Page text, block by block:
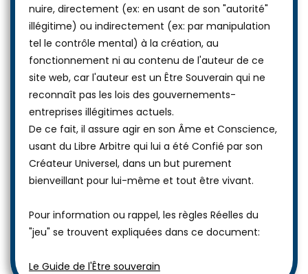
nuire, directement (ex: en usant de son "autorité"
illégitime) ou indirectement (ex: par manipulation
tel le contrôle mental) à la création, au
fonctionnement ni au contenu de l'auteur de ce
site web, car l'auteur est un Être Souverain qui ne
reconnaît pas les lois des gouvernements-
entreprises illégitimes actuels.
De ce fait, il assure agir en son Âme et Conscience,
usant du Libre Arbitre qui lui a été Confié par son
Créateur Universel, dans un but purement
bienveillant pour lui-même et tout être vivant.
Pour information ou rappel, les règles Réelles du
"jeu" se trouvent expliquées dans ce document:
Le Guide de l'Être souverain